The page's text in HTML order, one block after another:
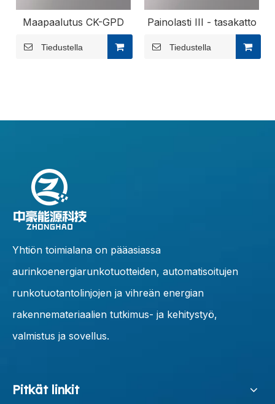
Maapaalutus CK-GPD
Tiedustella
Painolasti III - tasakatto
Tiedustella
Yhtiön toimialana on pääasiassa
aurinkoenergiarunkotuotteiden, automatisoitujen
runkotuotantolinjojen ja vihreän energian
rakennemateriaalien tutkimus- ja kehitystyö,
valmistus ja sovellus.
Pitkät linkit